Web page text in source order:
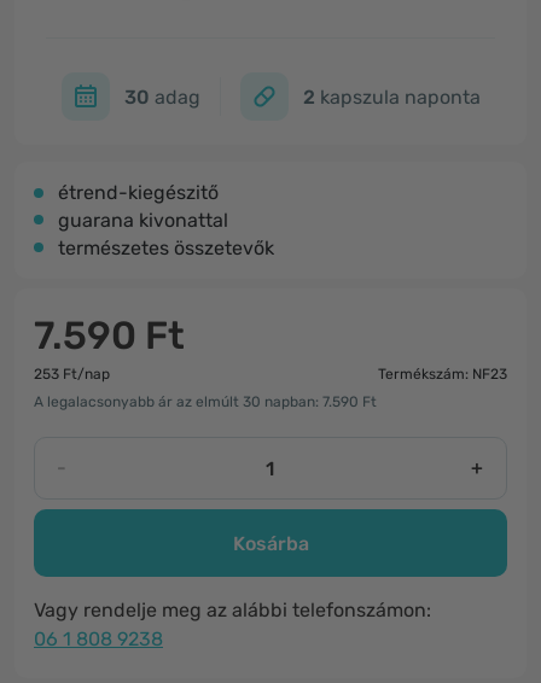
30 adag 2 kapszula naponta
étrend-kiegészitő
guarana kivonattal
természetes összetevők
7.590 Ft
253 Ft/nap
Termékszám: NF23
A legalacsonyabb ár az elmúlt 30 napban: 7.590 Ft
- +
Kosárba
Vagy rendelje meg az alábbi telefonszámon:
06 1 808 9238